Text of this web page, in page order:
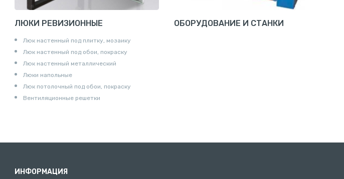
ЛЮКИ РЕВИЗИОННЫЕ
Люк настенный под плитку, мозаику
Люк настенный под обои, покраску
Люк настенный металлический
Люки напольные
Люк потолочный под обои, покраску
Вентиляционные решетки
ОБОРУДОВАНИЕ И СТАНКИ
ИНФОРМАЦИЯ